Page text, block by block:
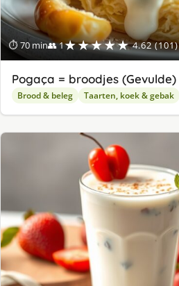
⏱ 70 min👥 1★★★★★ 4.62 (101)
Pogaça = broodjes (Gevulde)
Brood & beleg Taarten, koek & gebak